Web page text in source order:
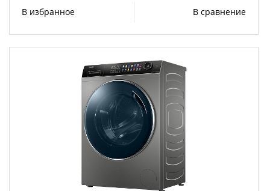
В избранное В сравнение